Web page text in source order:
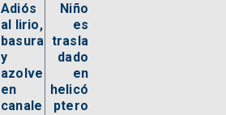
Adiós
al lirio,
basura
y
azolve
en
canale
Niño
es
trasla
dado
en
helicó
ptero